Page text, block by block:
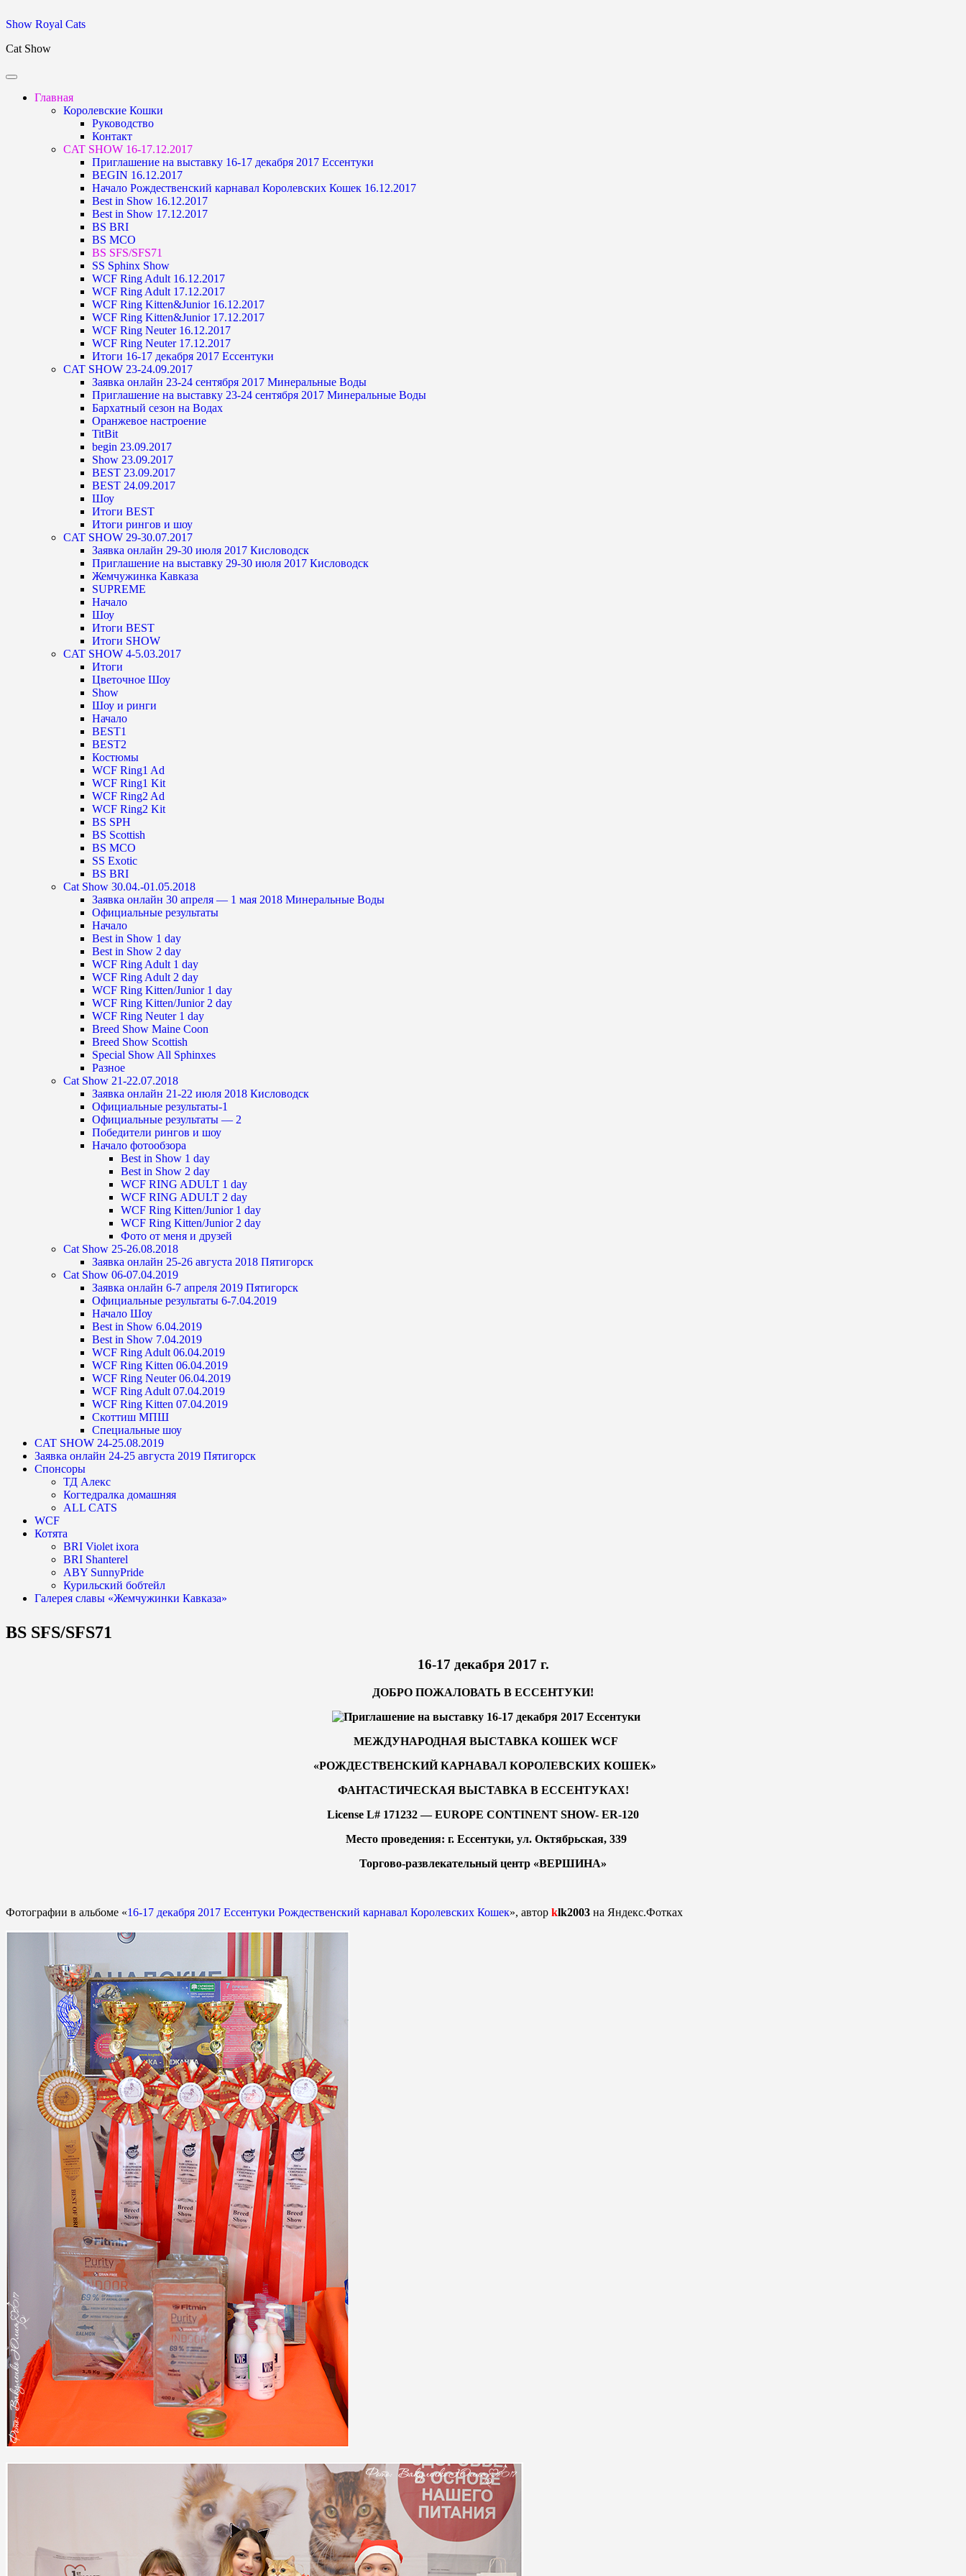
Skip
content
Show Royal Cats
Cat Show
Главная
Королевские Кошки
Руководство
Контакт
CAT SHOW 16-17.12.2017
Приглашение на выставку 16-17 декабря 2017 Ессентуки
BEGIN 16.12.2017
Начало Рождественский карнавал Королевских Кошек 16.12.2017
Best in Show 16.12.2017
Best in Show 17.12.2017
BS BRI
BS MCO
BS SFS/SFS71
SS Sphinx Show
WCF Ring Adult 16.12.2017
WCF Ring Adult 17.12.2017
WCF Ring Kitten&Junior 16.12.2017
WCF Ring Kitten&Junior 17.12.2017
WCF Ring Neuter 16.12.2017
WCF Ring Neuter 17.12.2017
Итоги 16-17 декабря 2017 Ессентуки
CAT SHOW 23-24.09.2017
Заявка онлайн 23-24 сентября 2017 Минеральные Воды
Приглашение на выставку 23-24 сентября 2017 Минеральные Воды
Бархатный сезон на Водах
Оранжевое настроение
TitBit
begin 23.09.2017
Show 23.09.2017
BEST 23.09.2017
BEST 24.09.2017
Шоу
Итоги BEST
Итоги рингов и шоу
CAT SHOW 29-30.07.2017
Заявка онлайн 29-30 июля 2017 Кисловодск
Приглашение на выставку 29-30 июля 2017 Кисловодск
Жемчужинка Кавказа
SUPREME
Начало
Шоу
Итоги BEST
Итоги SHOW
CAT SHOW 4-5.03.2017
Итоги
Цветочное Шоу
Show
Шоу и ринги
Начало
BEST1
BEST2
Костюмы
WCF Ring1 Ad
WCF Ring1 Kit
WCF Ring2 Ad
WCF Ring2 Kit
BS SPH
BS Scottish
BS MCO
SS Exotic
BS BRI
Cat Show 30.04.-01.05.2018
Заявка онлайн 30 апреля — 1 мая 2018 Минеральные Воды
Официальные результаты
Начало
Best in Show 1 day
Best in Show 2 day
WCF Ring Adult 1 day
WCF Ring Adult 2 day
WCF Ring Kitten/Junior 1 day
WCF Ring Kitten/Junior 2 day
WCF Ring Neuter 1 day
Breed Show Maine Coon
Breed Show Scottish
Special Show All Sphinxes
Разное
Cat Show 21-22.07.2018
Заявка онлайн 21-22 июля 2018 Кисловодск
Официальные результаты-1
Официальные результаты — 2
Победители рингов и шоу
Начало фотообзора
Best in Show 1 day
Best in Show 2 day
WCF RING ADULT 1 day
WCF RING ADULT 2 day
WCF Ring Kitten/Junior 1 day
WCF Ring Kitten/Junior 2 day
Фото от меня и друзей
Cat Show 25-26.08.2018
Заявка онлайн 25-26 августа 2018 Пятигорск
Cat Show 06-07.04.2019
Заявка онлайн 6-7 апреля 2019 Пятигорск
Официальные результаты 6-7.04.2019
Начало Шоу
Best in Show 6.04.2019
Best in Show 7.04.2019
WCF Ring Adult 06.04.2019
WCF Ring Kitten 06.04.2019
WCF Ring Neuter 06.04.2019
WCF Ring Adult 07.04.2019
WCF Ring Kitten 07.04.2019
Скоттиш МПШ
Специальные шоу
CAT SHOW 24-25.08.2019
Заявка онлайн 24-25 августа 2019 Пятигорск
Спонсоры
ТД Алекс
Когтедралка домашняя
ALL CATS
WCF
Котята
BRI Violet ixora
BRI Shanterel
ABY SunnyPride
Курильский бобтейл
Галерея славы «Жемчужинки Кавказа»
BS SFS/SFS71
16-17 декабря 2017 г.
ДОБРО ПОЖАЛОВАТЬ В ЕССЕНТУКИ!
МЕЖДУНАРОДНАЯ ВЫСТАВКА КОШЕК WCF
«РОЖДЕСТВЕНСКИЙ КАРНАВАЛ КОРОЛЕВСКИХ КОШЕК»
ФАНТАСТИЧЕСКАЯ ВЫСТАВКА В ЕССЕНТУКАХ!
License L# 171232 — EUROPE CONTINENT SHOW- ER-120
Место проведения: г. Ессентуки, ул. Октябрьская, 339
Торгово-развлекательный центр «ВЕРШИНА»
Фотографии в альбоме «16-17 декабря 2017 Ессентуки Рождественский карнавал Королевских Кошек», автор klk2003 на Яндекс.Фотках